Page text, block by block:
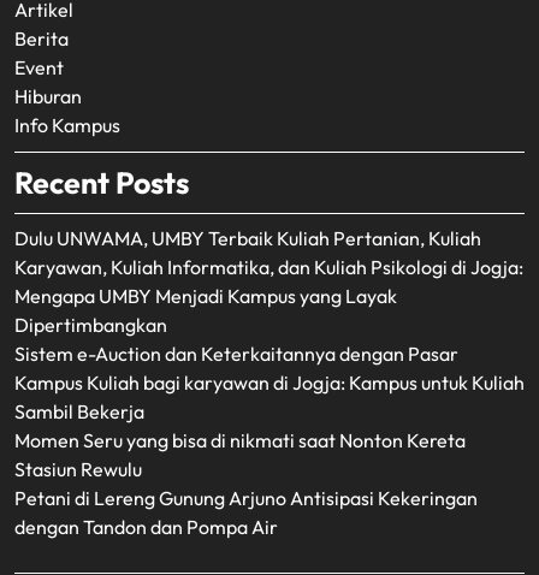
Artikel
Berita
Event
Hiburan
Info Kampus
Recent Posts
Dulu UNWAMA, UMBY Terbaik Kuliah Pertanian, Kuliah
Karyawan, Kuliah Informatika, dan Kuliah Psikologi di Jogja:
Mengapa UMBY Menjadi Kampus yang Layak
Dipertimbangkan
Sistem e-Auction dan Keterkaitannya dengan Pasar
Kampus Kuliah bagi karyawan di Jogja: Kampus untuk Kuliah
Sambil Bekerja
Momen Seru yang bisa di nikmati saat Nonton Kereta
Stasiun Rewulu
Petani di Lereng Gunung Arjuno Antisipasi Kekeringan
dengan Tandon dan Pompa Air